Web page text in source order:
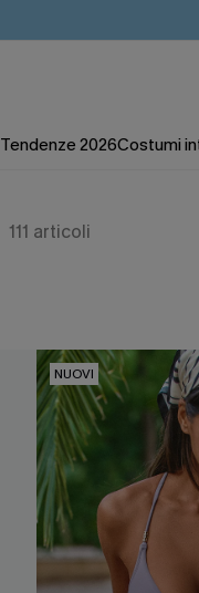
Tendenze 2026Costumi
111 articoli
NUOVI